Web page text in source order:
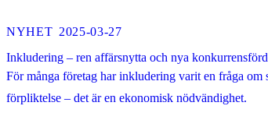
NYHET 2025-03-27
Inkludering – ren affärsnytta och nya
För många företag har inkludering varit en fråga
förpliktelse – det är en ekonomisk nödvändighet.